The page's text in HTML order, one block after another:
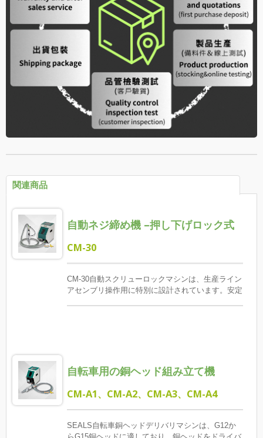
関連商品
自動ネジ締め機 –押し下げロック式
CM-30
CM-30自動スクリューロックマシンは、生産ライン
アセンブリ操作用に特別に設計されています。安定
て、高性能の自動フィーダー、高精度のネジクラン
プ、ガス（電気）ドライバーを統合し、ロック効率
と操作の安定性を包括的に改善します。 スクリュ
確保し、ダウンタイムのリスクを減少させます。
ドライバー部分は、アプリケーションのニーズに応
自転車用の銅ヘッド組み立て機
CM-A1、CM-A2、CM-A3、CM-A4
SEALS自転車銅ヘッドデリバリマシンは、G12か